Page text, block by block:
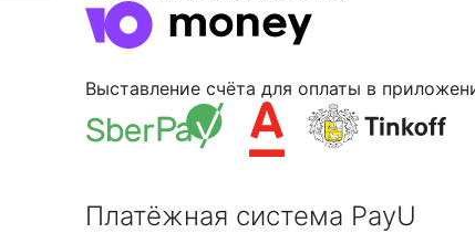
Выставление счёта для оплаты в
Платёжная система PayU